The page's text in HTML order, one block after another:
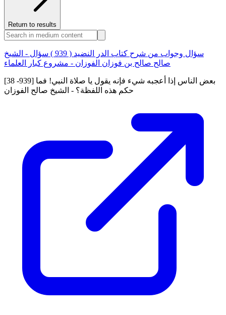
Return to results
سؤال وجواب من شرح كتاب الدر النضيد ( 939 ) سؤال - الشيخ
صالح صالح بن فوزان الفوزان - مشروع كبار العلماء
[38 -939] بعض الناس إذا أعجبه شيء فإنه يقول يا صلاة النبي! فما
حكم هذه اللفظة؟ - الشيخ صالح الفوزان